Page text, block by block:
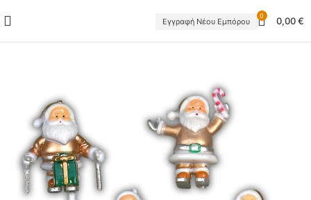
Εγγραφή Νέου Εμπόρου
0 0,00€